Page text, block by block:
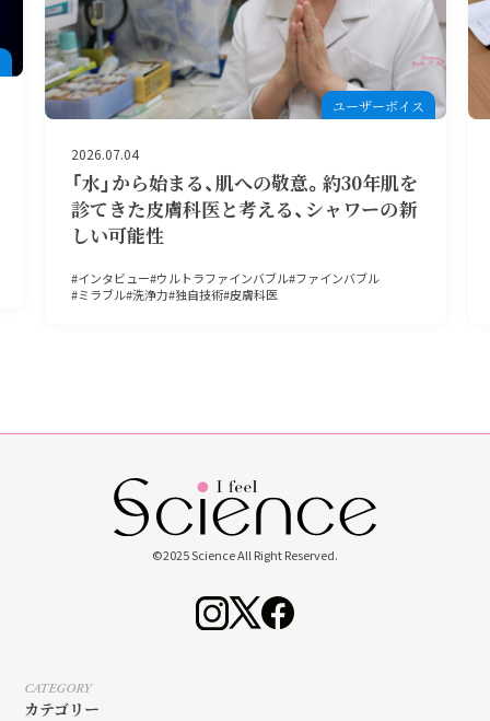
ユーザーボイス
まる、肌への敬意。約30年肌を
科医と考える、シャワーの新
ルトラファインバブル ファインバブル
皮膚科医
「見て、肌が違う
た心と体の変化。
アクアブラスト
©2025 Science All Right Reserved.
CATEGORY
カテゴリー